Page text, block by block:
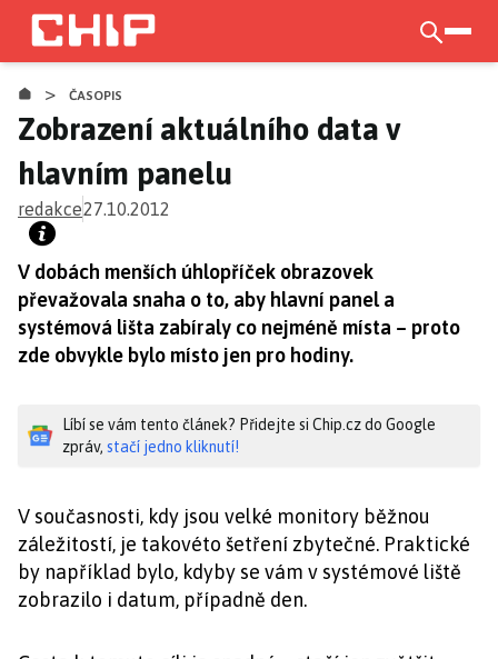
Přejít
hlavnímu
obsahu
> ČASOPIS
Zobrazení aktuálního data v
hlavním panelu
redakce27.10.2012
V dobách menších úhlopříček obrazovek
převažovala snaha o to, aby hlavní panel a
systémová lišta zabíraly co nejméně místa – proto
zde obvykle bylo místo jen pro hodiny.
Líbí se vám tento článek? Přidejte si Chip.cz do Google
zpráv, stačí jedno kliknutí!
V současnosti, kdy jsou velké monitory běžnou
záležitostí, je takovéto šetření zbytečné. Praktické
by například bylo, kdyby se vám v systémové liště
zobrazilo i datum, případně den.